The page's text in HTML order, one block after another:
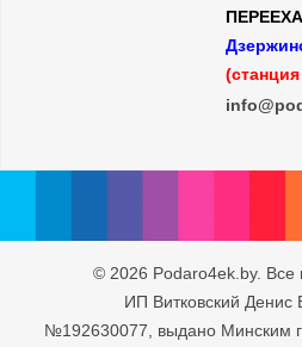
© 2026 Podaro4ek.by.
ИП Витковский Денис
№192630077, выдано Минским